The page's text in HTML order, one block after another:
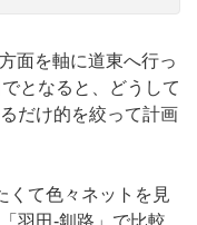
面を軸に道東へ行っ
となると、どうして
だけ的を絞って計画
くて色々ネットを見
羽田‐釧路」で比較